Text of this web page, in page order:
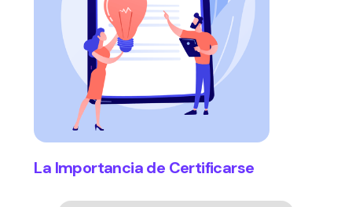
La Importancia de Certificarse